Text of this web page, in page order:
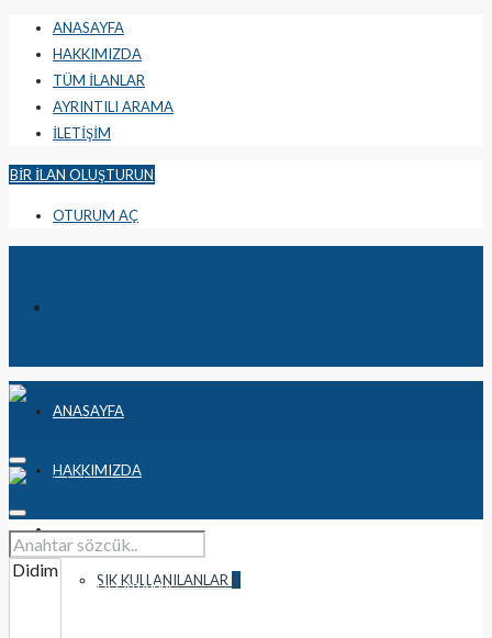
ANASAYFA
HAKKIMIZDA
TÜM İLANLAR
AYRINTILI ARAMA
İLETİŞİM
BIR İLAN OLUŞTURUN
OTURUM AÇ
SIK KULLANILANLAR 0
ANASAYFA
HAKKIMIZDA
TÜM İLANLAR
AYRINTILI ARAMA